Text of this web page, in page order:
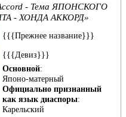
- Тема ЯПОНСКОГО
- ХОНДА АККОРД»
{{{Прежнее название}}}
{{{Девиз}}}
Основной:
Японо-матерный
Официально признанный
как язык диаспоры:
Карельский